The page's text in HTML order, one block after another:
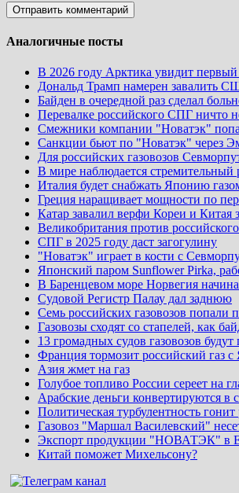
Аналогичные посты
В 2026 году Арктика увидит первый
Дональд Трамп намерен завалить
Байден в очередной раз сделал
Перевалке российского СПГ ничто
Смежники компании "Новатэк"
Санкции бьют по "Новатэк" через
Для российских газовозов
В мире наблюдается
Италия будет снабжать Японию
Греция наращивает мощности по
Катар завалил верфи Кореи и Китая
Великобритания против
СПГ в 2025 году даст загогулину
"Новатэк" играет в кости с
Японский паром Sunflower Pirka,
В Баренцевом море Норвегия
Судовой Регистр Палау дал заднюю
Семь российских газовозов
Газовозы сходят со стапелей, как
13 громадных судов газовозов
Франция тормозит российский газ с
Азия жмет на газ
Голубое топливо России сереет на
Арабские деньги конвертируются в
Политическая турбулентность
Газовоз "Маршал Василевский"
Экспорт продукции "НОВАТЭК" в
Китай поможет Михельсону?